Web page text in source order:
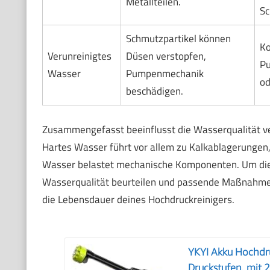
Verunreinigtes
Wasser
Schmutzpartikel können
Düsen verstopfen,
Pumpenmechanik
beschädigen.
Zusammengefasst beeinflusst die Wasserqualität
Hartes Wasser führt vor allem zu
Wasser belastet mechanische Komponenten. Um
Wasserqualität beurteilen und passende
die Lebensdauer deines Hochdruckreinigers.
YKYI Akku
Druckstufen, mit